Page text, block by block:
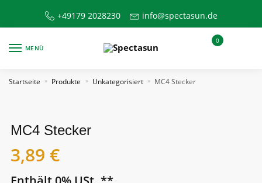
+49179 2028230 info@spectasun.de
MENÜ
0
Startseite » Produkte » Unkategorisiert » MC4 Stecker
MC4 Stecker
3,89 €